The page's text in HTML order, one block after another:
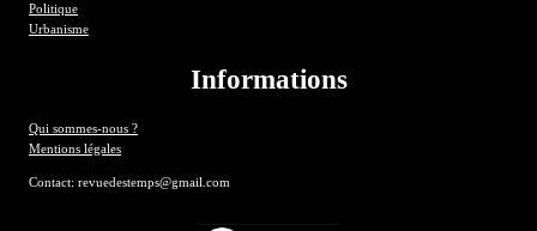
Politique
Urbanisme
Informations
Qui sommes-nous ?
Mentions légales
Contact: revuedestemps@gmail.com